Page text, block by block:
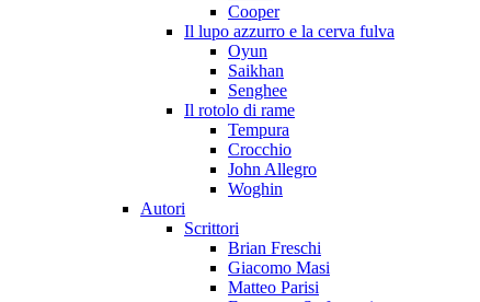
Cooper
Il lupo azzurro e la cerva fulva
Oyun
Saikhan
Senghee
Il rotolo di rame
Tempura
Crocchio
John Allegro
Woghin
Autori
Scrittori
Brian Freschi
Giacomo Masi
Matteo Parisi